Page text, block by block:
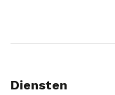
Diensten